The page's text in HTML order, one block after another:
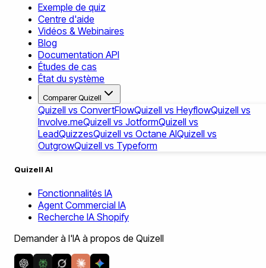
Exemple de quiz
Centre d'aide
Vidéos & Webinaires
Blog
Documentation API
Études de cas
État du système
Comparer Quizell
Quizell vs ConvertFlowQuizell vs HeyflowQuizell vs
Involve.meQuizell vs JotformQuizell vs
LeadQuizzesQuizell vs Octane AIQuizell vs
OutgrowQuizell vs Typeform
Quizell AI
Fonctionnalités IA
Agent Commercial IA
Recherche IA Shopify
Demander à l'IA à propos de Quizell